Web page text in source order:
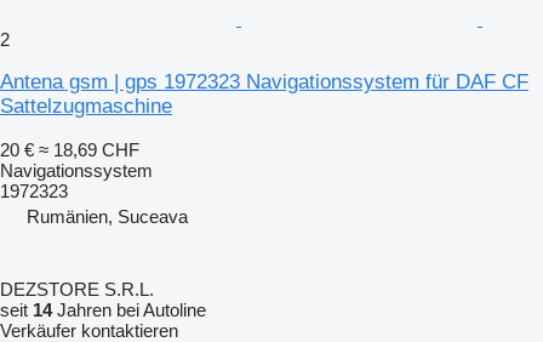
2
Antena gsm | gps 1972323 Navigationssystem für DAF CF
Sattelzugmaschine
20 € ≈ 18,69 CHF
Navigationssystem
1972323
Rumänien, Suceava
DEZSTORE S.R.L.
seit 14Jahren bei Autoline
Verkäufer kontaktieren